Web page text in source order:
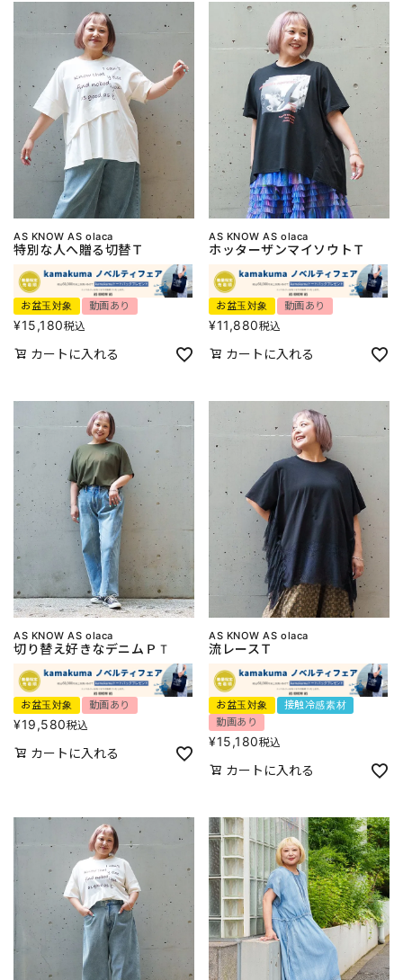
AS KNOW AS olaca
特別な人へ贈る切替Ｔ
お盆玉対象 動画あり
¥15,180税込
カートに入れる
AS KNOW AS olaca
ホッターザンマイソウトＴ
お盆玉対象 動画あり
¥11,880税込
カートに入れる
AS KNOW AS olaca
切り替え好きなデニムＰＴ
お盆玉対象 動画あり
¥19,580税込
カートに入れる
AS KNOW AS olaca
流レースＴ
お盆玉対象
接触冷感素材
動画あり
¥15,180税込
カートに入れる